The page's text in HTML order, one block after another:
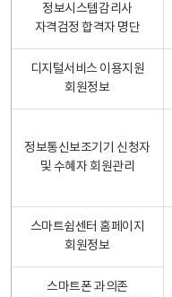
정보시스템감리사
자격검정 합격자 명단
디지털서비스 이용지원
회원정보
정보통신보조기기 신청자
및 수혜자 회원관리
스마트쉼센터 홈페이지
회원정보
스마트폰 과의존